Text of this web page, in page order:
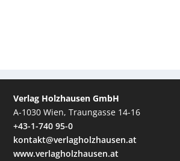
Verlag Holzhausen GmbH
A-1030 Wien, Traungasse 14-16
+43-1-740 95-0
kontakt@verlagholzhausen.at
www.verlagholzhausen.at